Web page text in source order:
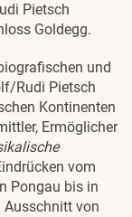
Pietsch
Goldegg.
und
Rudi Pietsch
Kontinenten
Ermöglicher
vom
Pongau bis in
Ausschnitt von